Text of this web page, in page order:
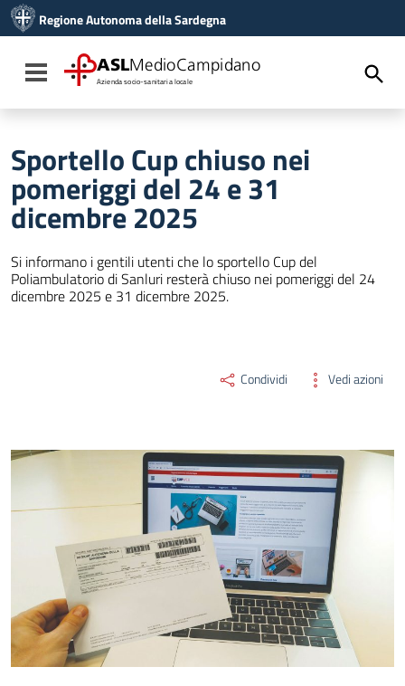
Vai al menu di navigazione
Vai al footer
Regione Autonoma della Sardegna
Toggle navigation
ASLMedioCampidano
Azienda socio-sanitaria locale
Sportello Cup chiuso nei
pomeriggi del 24 e 31
dicembre 2025
Si informano i gentili utenti che lo sportello Cup del
Poliambulatorio di Sanluri resterà chiuso nei pomeriggi del 24
dicembre 2025 e 31 dicembre 2025.
Condividi Vedi azioni